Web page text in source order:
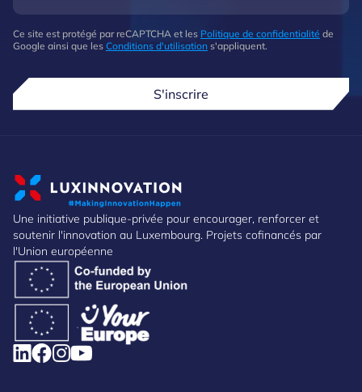
Ce site est protégé par reCAPTCHA et les Politique de confidentialité de
Google ainsi que les Conditions d'utilisation s'appliquent.
S'inscrire
Une initiative publique-privée pour encourager, renforcer et
soutenir l'innovation au Luxembourg. Projets cofinancés par
l'Union européenne